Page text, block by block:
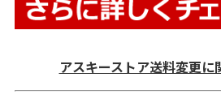
アスキーストア送料変更に